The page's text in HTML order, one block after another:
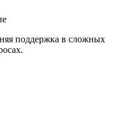
поддержка в сложных